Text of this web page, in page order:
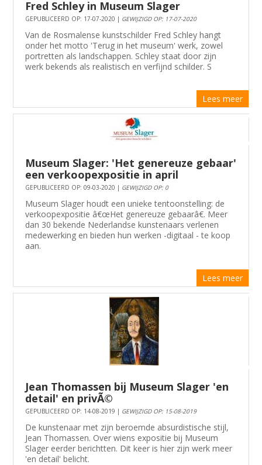
Fred Schley in Museum Slager
GEPUBLICEERD OP: 17-07-2020 | GEWIJZIGD OP: 17-07-2020
Van de Rosmalense kunstschilder Fred Schley hangt
onder het motto 'Terug in het museum' werk, zowel
portretten als landschappen. Schley staat door zijn
werk bekends als realistisch en verfijnd schilder. S
Lees meer
Museum Slager: 'Het genereuze gebaar'
een verkoopexpositie in april
GEPUBLICEERD OP: 09-03-2020 | GEWIJZIGD OP: 0
Museum Slager houdt een unieke tentoonstelling: de
verkoopexpositie â€œHet genereuze gebaarâ€. Meer
dan 30 bekende Nederlandse kunstenaars verlenen
medewerking en bieden hun werken -digitaal - te koop
aan.
Lees meer
Jean Thomassen bij Museum Slager 'en
detail' en privÃ©
GEPUBLICEERD OP: 14-08-2019 | GEWIJZIGD OP: 15-08-2019
De kunstenaar met zijn beroemde absurdistische stijl,
Jean Thomassen. Over wiens expositie bij Museum
Slager eerder berichtten. Dit keer is hier zijn werk meer
'en detail' belicht.